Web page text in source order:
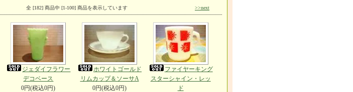
全 [182] 商品中 [1-100] 商品を表示しています >>next
ジェダイフラワー
デコベース
0円(税込0円)
ホワイトゴールド
リムカップ＆ソーサA
0円(税込0円)
ファイヤーキング
スターシャイン・レッ
ド